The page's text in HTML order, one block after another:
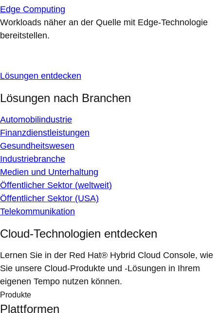
Edge Computing
Workloads näher an der Quelle mit Edge-Technologie
bereitstellen.
Lösungen entdecken
Lösungen nach Branchen
Automobilindustrie
Finanzdienstleistungen
Gesundheitswesen
Industriebranche
Medien und Unterhaltung
Öffentlicher Sektor (weltweit)
Öffentlicher Sektor (USA)
Telekommunikation
Cloud-Technologien entdecken
Lernen Sie in der Red Hat® Hybrid Cloud Console, wie
Sie unsere Cloud-Produkte und -Lösungen in Ihrem
eigenen Tempo nutzen können.
Produkte
Plattformen